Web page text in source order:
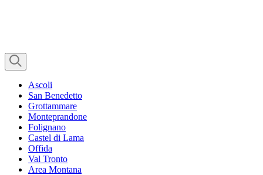
Ascoli
San Benedetto
Grottammare
Monteprandone
Folignano
Castel di Lama
Offida
Val Tronto
Area Montana